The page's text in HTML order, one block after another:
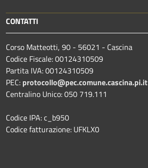
CONTATTI
Corso Matteotti, 90 - 56021 - Cascina
Codice Fiscale: 00124310509
Partita IVA: 00124310509
PEC: protocollo@pec.comune.cascina.pi.it
Centralino Unico: 050 719.111
Codice IPA: c_b950
Codice fatturazione: UFKLX0